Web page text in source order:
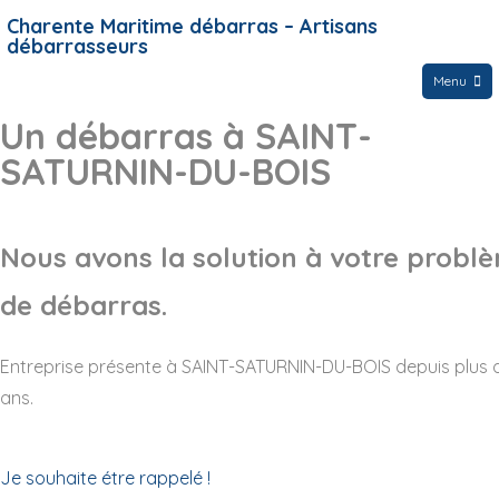
Charente Maritime débarras – Artisans
débarrasseurs
Menu
Un débarras à SAINT-
SATURNIN-DU-BOIS
Nous avons la solution à votre
de débarras.
Entreprise présente à SAINT-SATURNIN-DU-BOIS depuis plus
ans.
Je souhaite étre rappelé !